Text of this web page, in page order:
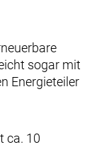
sogar mit
Energieteiler
ca. 10